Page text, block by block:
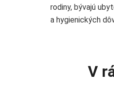
rodiny, bývajú
a hygienických
V